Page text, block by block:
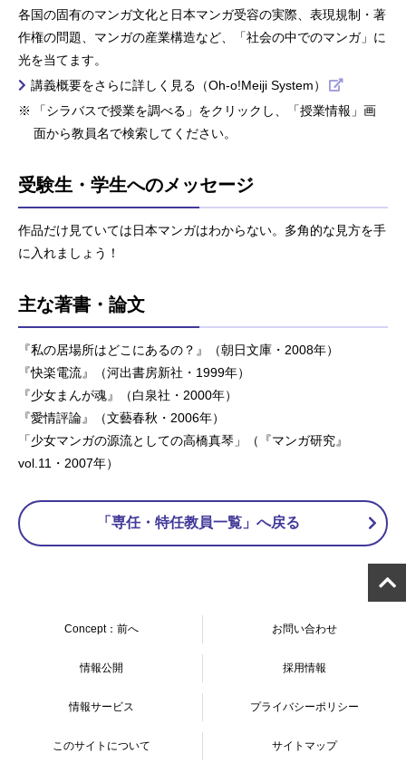
各国の固有のマンガ文化と日本マンガ受容の実際、表現規制・著
作権の問題、マンガの産業構造など、「社会の中でのマンガ」に
光を当てます。
講義概要をさらに詳しく見る（Oh-o!Meiji System）
「シラバスで授業を調べる」をクリックし、「授業情報」画
面から教員名で検索してください。
受験生・学生へのメッセージ
作品だけ見ていては日本マンガはわからない。多角的な見方を手
に入れましょう！
主な著書・論文
『私の居場所はどこにあるの？』（朝日文庫・2008年）
『快楽電流』（河出書房新社・1999年）
『少女まんが魂』（白泉社・2000年）
『愛情評論』（文藝春秋・2006年）
「少女マンガの源流としての高橋真琴」（『マンガ研究』
vol.11・2007年）
「専任・特任教員一覧」へ戻る
Concept：前へ お問い合わせ
情報公開 採用情報
情報サービス プライバシーポリシー
このサイトについて サイトマップ